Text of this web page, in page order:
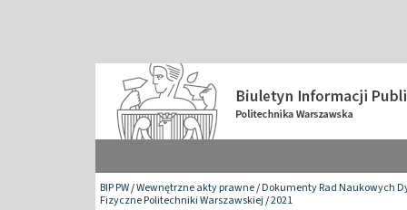
BIP PW/Wewnętrzne akty prawne/Dokumenty Rad Naukowych
Fizyczne Politechniki Warszawskiej/2021